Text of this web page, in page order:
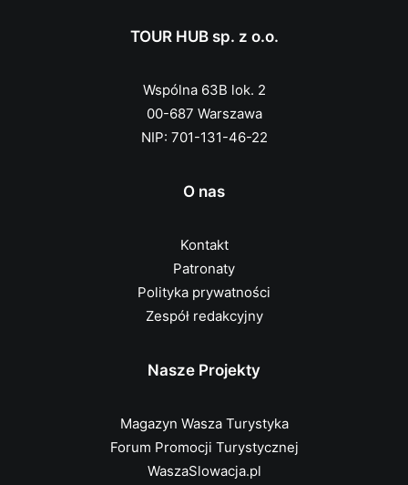
TOUR HUB sp. z o.o.
Wspólna 63B lok. 2
00-687 Warszawa
NIP: 701-131-46-22
O nas
Kontakt
Patronaty
Polityka prywatności
Zespół redakcyjny
Nasze Projekty
Magazyn Wasza Turystyka
Forum Promocji Turystycznej
WaszaSlowacja.pl